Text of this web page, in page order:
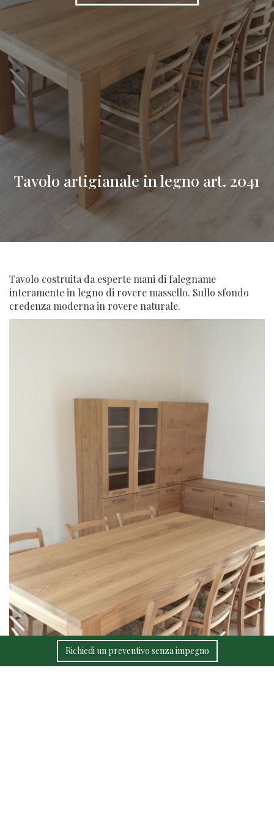
Tavolo artigianale in legno art. 2041
Tavolo costruita da esperte mani di falegname
interamente in legno di rovere massello. Sullo sfondo
credenza moderna in rovere naturale.
Richiedi un preventivo senza impegno